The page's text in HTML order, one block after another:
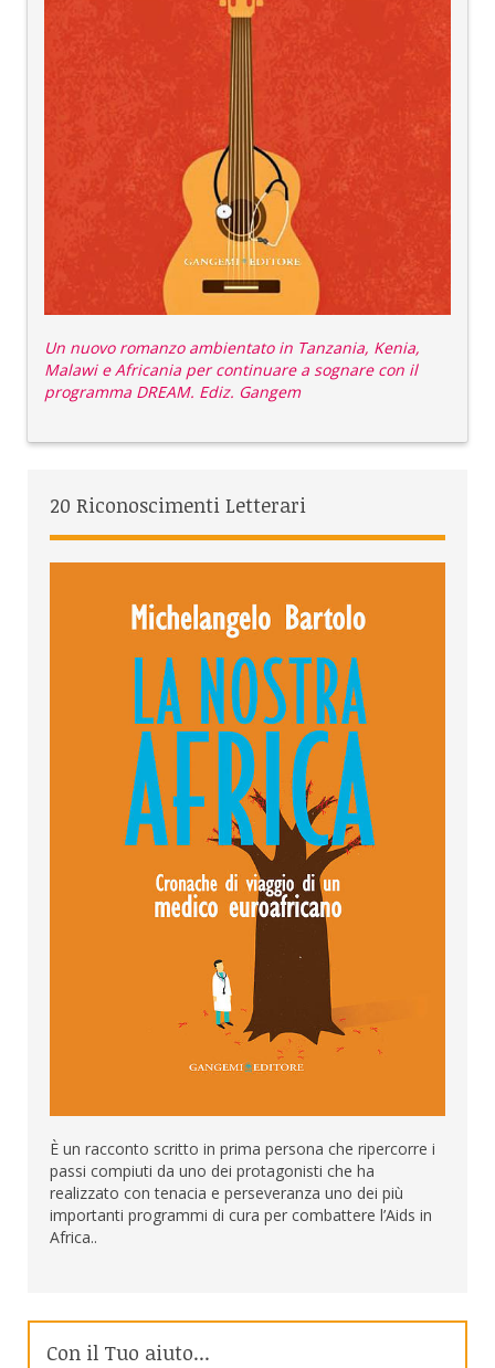
Un nuovo romanzo ambientato in Tanzania, Kenia,
Malawi e Africania per continuare a sognare con il
programma DREAM. Ediz. Gangem
20 Riconoscimenti Letterari
È un racconto scritto in prima persona che ripercorre i
passi compiuti da uno dei protagonisti che ha
realizzato con tenacia e perseveranza uno dei più
importanti programmi di cura per combattere l’Aids in
Africa..
Con il Tuo aiuto...